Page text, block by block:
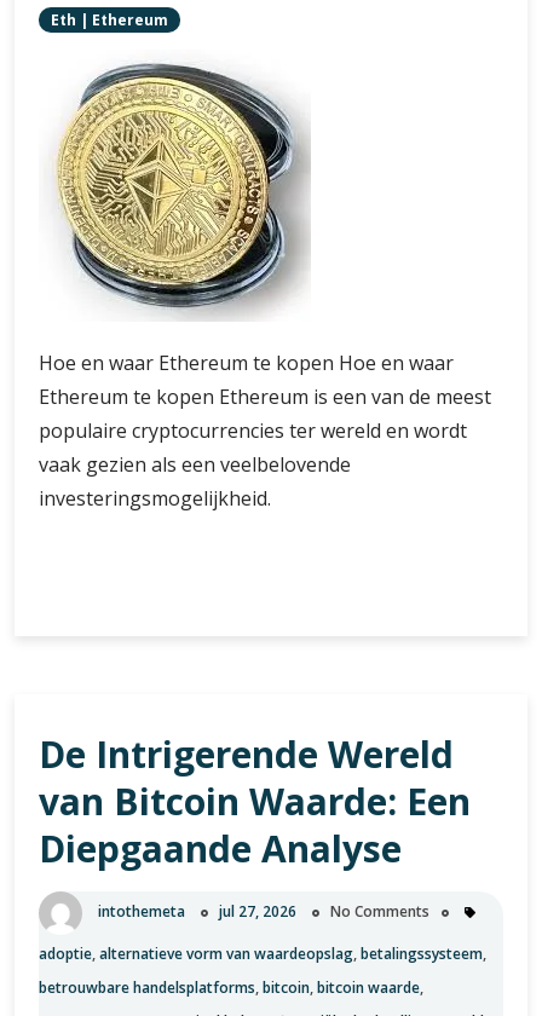
Eth | Ethereum
Hoe en waar Ethereum te kopen Hoe en waar
Ethereum te kopen Ethereum is een van de meest
populaire cryptocurrencies ter wereld en wordt
vaak gezien als een veelbelovende
investeringsmogelijkheid.
voor
beginners
De Intrigerende Wereld
van Bitcoin Waarde: Een
Diepgaande Analyse
intothemeta jul 27, 2026 No Comments
adoptie,alternatieve vorm van waardeopslag,betalingssysteem,
betrouwbare handelsplatforms,bitcoin,bitcoin waarde,